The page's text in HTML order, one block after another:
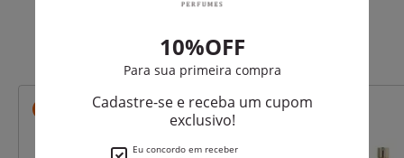
Que viu, viu também
-R$ 27,45 -R$ 62,50